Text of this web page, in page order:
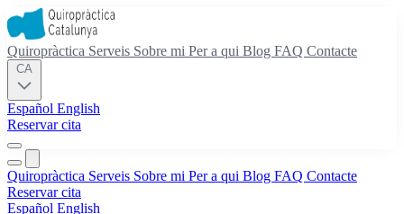
Quiropràctica Serveis Sobre mi Per a qui Blog FAQ Contacte
Español English
Reservar cita
Quiropràctica Serveis Sobre mi Per a qui Blog FAQ Contacte
Reservar cita
Español English